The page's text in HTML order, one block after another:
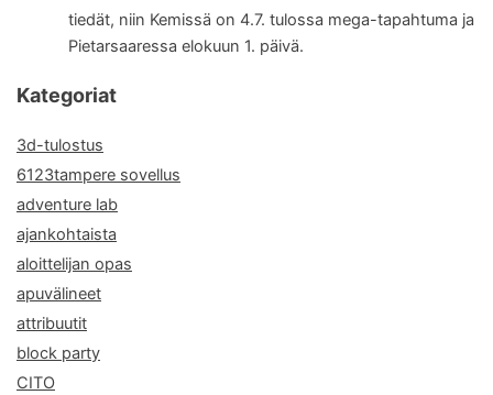
tiedät, niin Kemissä on 4.7. tulossa mega-tapahtuma ja
Pietarsaaressa elokuun 1. päivä.
Kategoriat
3d-tulostus
6123tampere sovellus
adventure lab
ajankohtaista
aloittelijan opas
apuvälineet
attribuutit
block party
CITO